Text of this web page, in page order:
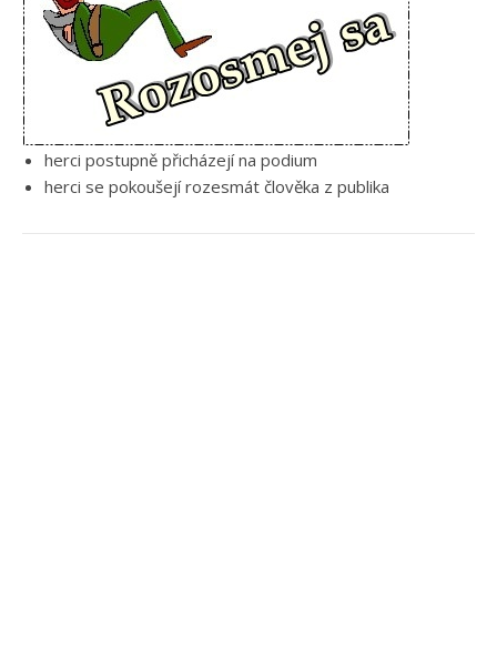
herci postupně přicházejí na podium
herci se pokoušejí rozesmát člověka z publika